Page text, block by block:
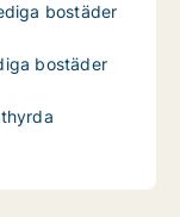
bostäder
bostäder